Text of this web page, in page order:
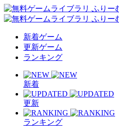
新着ゲーム
更新ゲーム
ランキング
新着
更新
ランキング